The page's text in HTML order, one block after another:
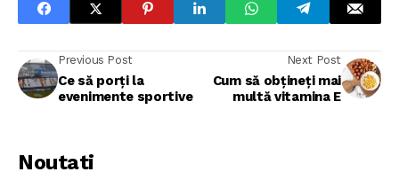
Previous Post
Ce să porți la
evenimente sportive
Next Post
Cum să obțineți mai
multă vitamina E
Noutati